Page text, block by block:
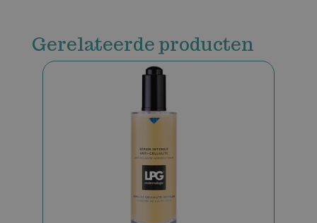
Gerelateerde producten